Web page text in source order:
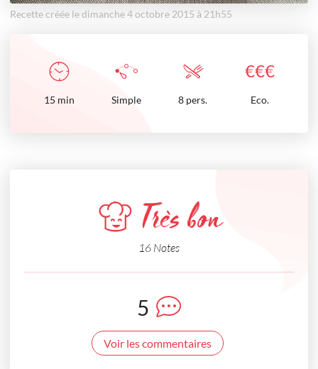
Recette créée le dimanche 4 octobre 2015 à 21h55
€€€
15 min Simple 8 pers. Eco.
Très bon
16 Notes
5
Voir les commentaires